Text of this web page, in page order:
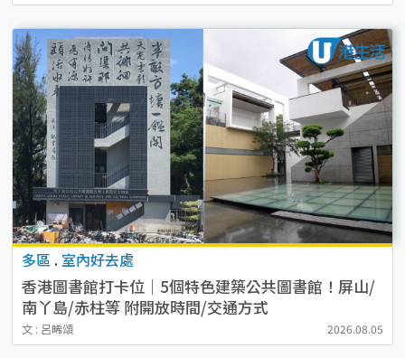
多區 . 室內好去處
香港圖書館打卡位｜5個特色建築公共圖書館！屏山/
南丫島/赤柱等 附開放時間/交通方式
文 : 呂晞頌 2026.08.05